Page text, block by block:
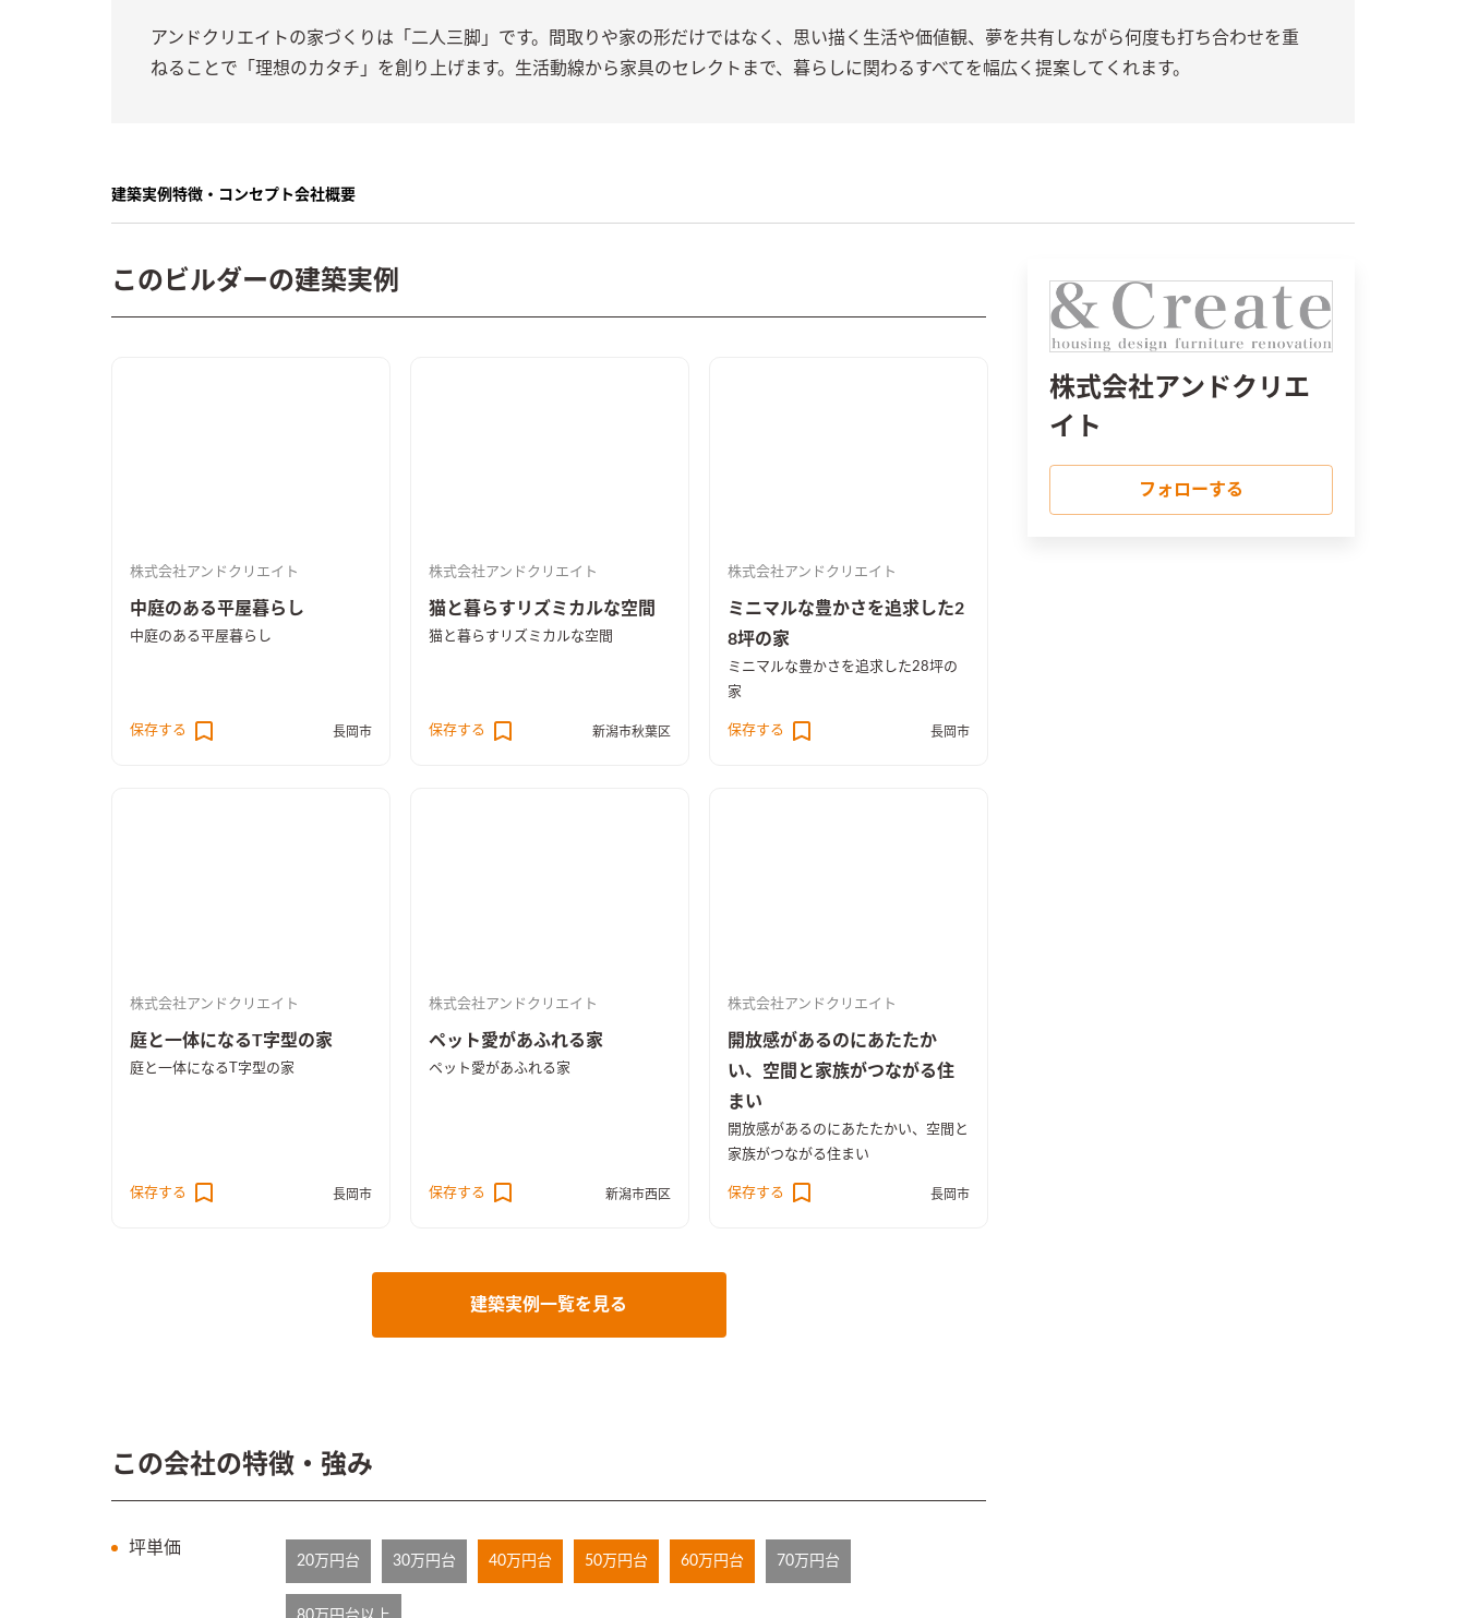
アンドクリエイトの家づくりは「二人三脚」です。間取りや家の形だけではなく、思い描く生活や価値観、夢を共有しながら何度も打ち合わせを重
ねることで「理想のカタチ」を創り上げます。生活動線から家具のセレクトまで、暮らしに関わるすべてを幅広く提案してくれます。
建築実例 特徴・コンセプト会社概要
このビルダーの建築実例
株式会社アンドクリエイト
中庭のある平屋暮らし
中庭のある平屋暮らし
保存する 長岡市
株式会社アンドクリエイト
猫と暮らすリズミカルな空間
猫と暮らすリズミカルな空間
保存する 新潟市秋葉区
株式会社アンドクリエイト
ミニマルな豊かさを追求した2
8坪の家
ミニマルな豊かさを追求した28坪の
家
保存する 長岡市
株式会社アンドクリエイト
庭と一体になるT字型の家
庭と一体になるT字型の家
保存する 長岡市
株式会社アンドクリエイト
ペット愛があふれる家
ペット愛があふれる家
保存する 新潟市西区
株式会社アンドクリエイト
開放感があるのにあたたか
い、空間と家族がつながる住
まい
開放感があるのにあたたかい、空間と
家族がつながる住まい
保存する 長岡市
建築実例一覧を見る
この会社の特徴・強み
坪単価
20万円台 30万円台 40万円台 50万円台 60万円台 70万円台
株式会社アンドクリエ
イト
フォローする